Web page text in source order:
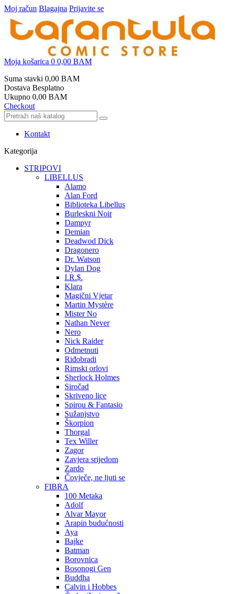
Moj račun Blagajna Prijavite se
Moja košarica 0 0,00 BAM
Suma stavki 0,00 BAM
Dostava Besplatno
Ukupno 0,00 BAM
Checkout
Kontakt
Kategorija
STRIPOVI
LIBELLUS
Alamo
Alan Ford
Biblioteka Libellus
Burleskni Noir
Dampyr
Demian
Deadwod Dick
Dragonero
Dr. Watson
Dylan Dog
I.R.$.
Klara
Magični Vjetar
Martin Mystère
Mister No
Nathan Never
Nero
Nick Raider
Odmetnuti
Riđobradi
Rimski orlovi
Sherlock Holmes
Siročad
Skriveno lice
Spirou & Fantasio
Sužanjstvo
Škorpion
Thorgal
Tex Willer
Zagor
Zavjera srijedom
Zardo
Čovječe, ne ljuti se
FIBRA
100 Metaka
Adolf
Alvar Mayor
Arapin budućnosti
Aya
Bajke
Batman
Borovnica
Bosonogi Gen
Buddha
Calvin i Hobbes